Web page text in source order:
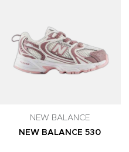
NEW BALANCE
NEW BALANCE 530